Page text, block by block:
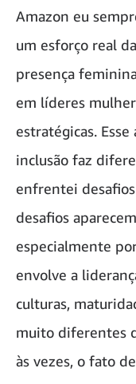
Amazon eu
um esforço real
presença
em líderes
estratégicas.
inclusão faz
enfrentei
desafios
especialmente
envolve a
culturas,
muito diferentes
às vezes, o fato